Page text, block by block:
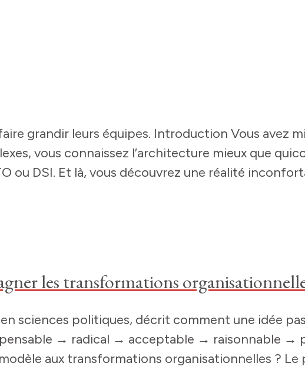
grandir leurs équipes. Introduction Vous avez
vous connaissez l’architecture mieux que
ou DSI. Et là, vous découvrez une réalité
les transformations
sciences politiques, décrit comment une idée
→ radical → acceptable → raisonnable
aux transformations organisationnelles ? Le